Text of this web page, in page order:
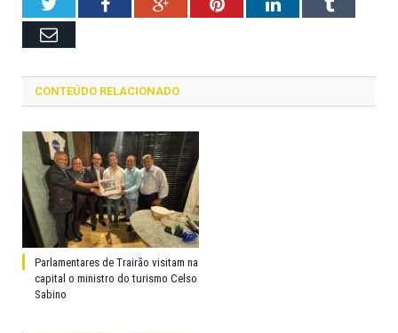
TwitterFacebookGoogle+PinterestLinkedInTumblr
Email
CONTEÚDO RELACIONADO
Parlamentares de Trairão visitam na
capital o ministro do turismo Celso
Sabino